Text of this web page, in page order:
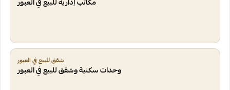
مكاتب إدارية للبيع في العبور
شقق للبيع في العبور
وحدات سكنية وشقق للبيع في العبور